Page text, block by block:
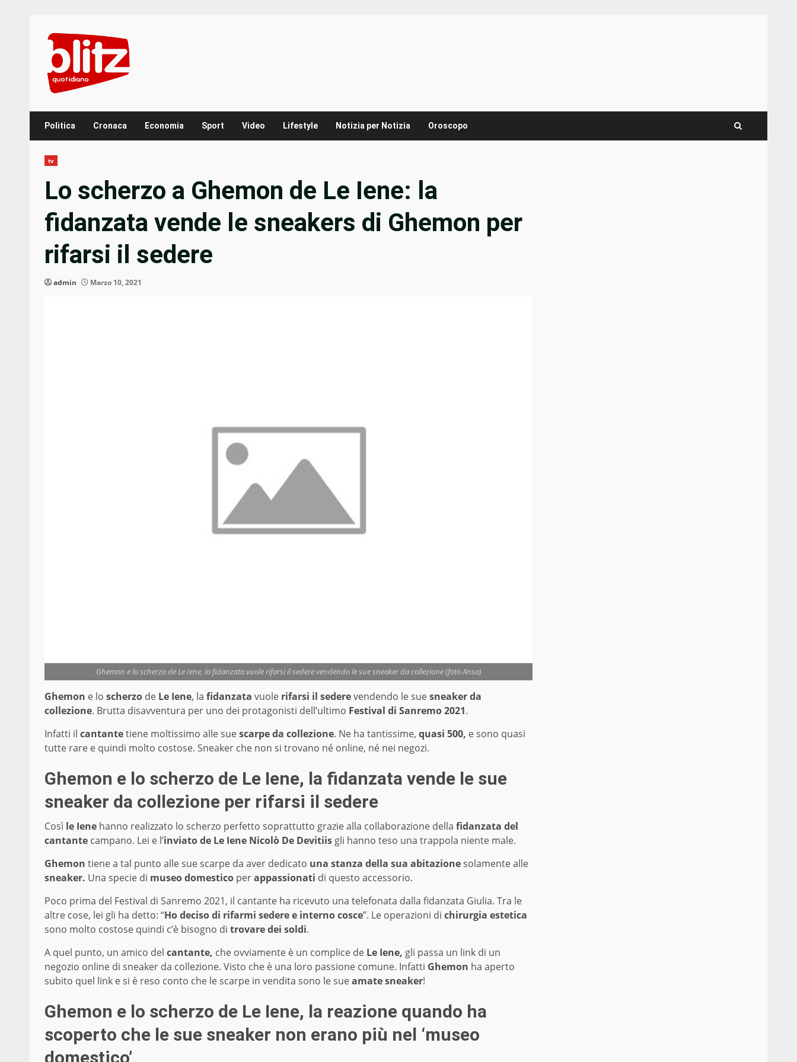
content
Politica Cronaca Economia Sport Video Lifestyle Notizia per Notizia Oroscopo
tv
Lo scherzo a Ghemon de Le Iene: la
fidanzata vende le sneakers di Ghemon per
rifarsi il sedere
admin Marzo 10, 2021
Ghemon e lo scherzo de Le Iene, la fidanzata vuole rifarsi il sedere vendendo le sue sneaker da collezione (foto Ansa)
Ghemon e lo scherzo de Le Iene, la fidanzata vuole rifarsi il sederevendendo le suesneaker da
collezione. Brutta disavventura per uno dei protagonisti dell’ultimo Festival di Sanremo 2021.
Infatti il cantantetiene moltissimo alle suescarpe da collezione. Ne ha tantissime, quasi 500, e sono quasi
tutte rare e quindi molto costose. Sneaker che non si trovano né online, né nei negozi.
Ghemon e lo scherzo de Le Iene, la fidanzata vende le sue
sneaker da collezione per rifarsi il sedere
Così le Iene hanno realizzato lo scherzo perfetto soprattutto grazie alla collaborazione della fidanzata del
cantante campano. Lei e l’inviato de Le Iene Nicolò De Devitiis gli hanno teso una trappola niente male.
Ghemon tiene a tal punto alle sue scarpe da aver dedicato una stanza della sua abitazionesolamente alle
sneaker. Una specie di museo domestico perappassionati di questo accessorio.
Poco prima del Festival di Sanremo 2021, il cantante ha ricevuto una telefonata dalla fidanzata Giulia. Tra le
altre cose, lei gli ha detto: “Ho deciso di rifarmi sedere e interno cosce”. Le operazioni di chirurgia estetica
sono molto costose quindi c’è bisogno di trovare dei soldi.
A quel punto, un amico del cantante, che ovviamente è un complice de Le Iene, gli passa un link di un
negozio online di sneaker da collezione. Visto che è una loro passione comune. Infatti Ghemon ha aperto
subito quel link e si è reso conto che le scarpe in vendita sono le sueamate sneaker!
Ghemon e lo scherzo de Le Iene, la reazione quando ha
scoperto che le sue sneaker non erano più nel ‘museo
domestico’